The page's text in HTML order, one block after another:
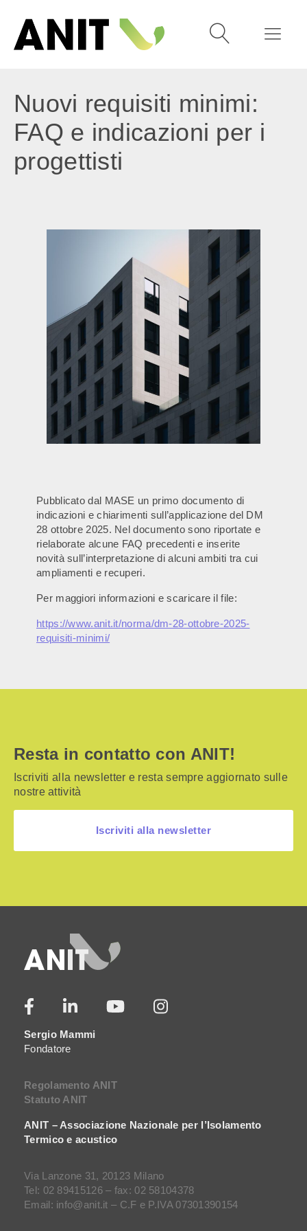
Nuovi requisiti minimi:
FAQ e indicazioni per i
progettisti
Pubblicato dal MASE un primo documento di
indicazioni e chiarimenti sull’applicazione del DM
28 ottobre 2025. Nel documento sono riportate e
rielaborate alcune FAQ precedenti e inserite
novità sull’interpretazione di alcuni ambiti tra cui
ampliamenti e recuperi.
Per maggiori informazioni e scaricare il file:
https://www.anit.it/norma/dm-28-ottobre-2025-
requisiti-minimi/
Resta in contatto con ANIT!
Iscriviti alla newsletter e resta sempre aggiornato sulle
nostre attività
Iscriviti alla newsletter
Sergio Mammi
Fondatore
Regolamento ANIT
Statuto ANIT
ANIT – Associazione Nazionale per l’Isolamento
Termico e acustico
Via Lanzone 31, 20123 Milano
Tel: 02 89415126 – fax: 02 58104378
Email: info@anit.it – C.F e P.IVA 07301390154